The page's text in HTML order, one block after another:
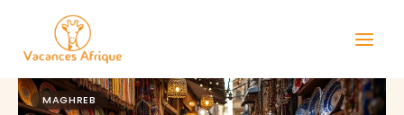
contenu
MAGHREB